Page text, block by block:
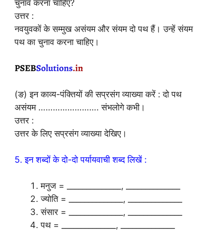
चुनाव करना चाहिए?
उत्तर :
नवयुवकों के सम्मुख असंयम और संयम दो पथ हैं। उन्हें संयम
पथ का चुनाव करना चाहिए।
(ङ) इन काव्य-पंक्तियों की सप्रसंग व्याख्या करें : दो पथ
असंयम ……………………. संभलोगे कभी।
उत्तर :
उत्तर के लिए सप्रसंग व्याख्या देखिए।
5. इन शब्दों के दो-दो पर्यायवाची शब्द लिखें :
मनुज = ______________, ______________
ज्योति = ______________, ______________
संसार = ______________, ______________
पथ = ______________, ______________